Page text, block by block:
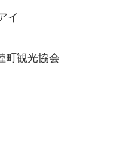
イ
町観光協会